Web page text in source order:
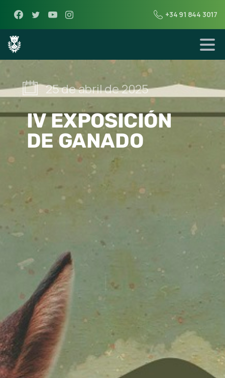
+34 91 844 3017
25 de abril de 2025
IV EXPOSICIÓN
DE GANADO